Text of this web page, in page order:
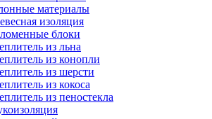
материалы
изоляция
блоки
из льна
из конопли
из шерсти
из кокоса
из пеностекла